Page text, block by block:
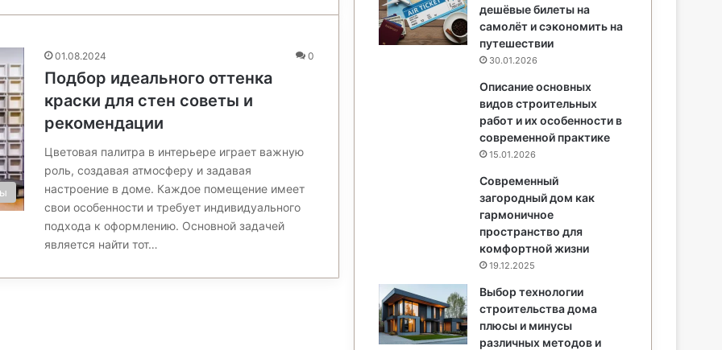
01.08.2024 0
Подбор идеального оттенка
краски для стен советы и
рекомендации
Цветовая палитра в интерьере играет важную
роль, создавая атмосферу и задавая
настроение в доме. Каждое помещение имеет
свои особенности и требует индивидуального
подхода к оформлению. Основной задачей
является найти тот…
дешёвые билеты на
самолёт и сэкономить на
путешествии
30.01.2026
Описание основных
видов строительных
работ и их особенности в
современной практике
15.01.2026
Современный
загородный дом как
гармоничное
пространство для
комфортной жизни
19.12.2025
Выбор технологии
строительства дома
плюсы и минусы
различных методов и